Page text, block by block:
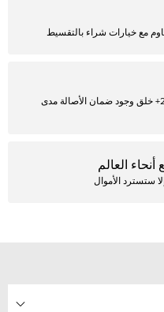
مع خيارات شراء بالتقسيط
صفيحة موثوقة وآمنة مع 25000+ خلق وجود ضمان الأصالة مدى
العالم
ستسترد الأموال